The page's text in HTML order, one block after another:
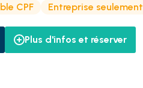
CPF Entreprise seulement
Plus d'infos et réserver